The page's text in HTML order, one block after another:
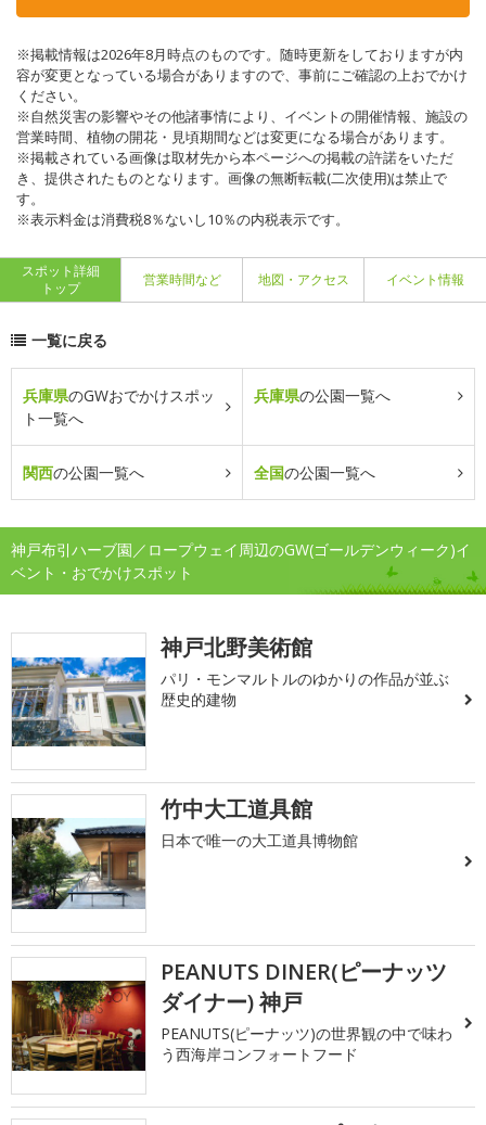
※掲載情報は2026年8月時点のものです。随時更新をしておりますが内
容が変更となっている場合がありますので、事前にご確認の上おでかけ
ください。
※自然災害の影響やその他諸事情により、イベントの開催情報、施設の
営業時間、植物の開花・見頃期間などは変更になる場合があります。
※掲載されている画像は取材先から本ページへの掲載の許諾をいただ
き、提供されたものとなります。画像の無断転載(二次使用)は禁止で
す。
※表示料金は消費税8％ないし10％の内税表示です。
スポット詳細
トップ
営業時間など 地図・アクセス イベント情報
一覧に戻る
兵庫県のGWおでかけスポッ
ト一覧へ
兵庫県の公園一覧へ
関西の公園一覧へ 全国の公園一覧へ
神戸布引ハーブ園／ロープウェイ周辺のGW(ゴールデンウィーク)イ
ベント・おでかけスポット
神戸北野美術館
パリ・モンマルトルのゆかりの作品が並ぶ
歴史的建物
竹中大工道具館
日本で唯一の大工道具博物館
PEANUTS DINER(ピーナッツ
ダイナー) 神戸
PEANUTS(ピーナッツ)の世界観の中で味わ
う西海岸コンフォートフード